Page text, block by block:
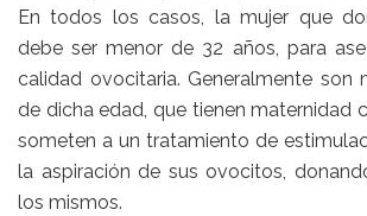
En todos los casos, la mujer que
debe ser menor de 32 años, para
calidad ovocitaria. Generalmente son
de dicha edad, que tienen maternidad
someten a un tratamiento de
la aspiración de sus ovocitos,
los mismos.